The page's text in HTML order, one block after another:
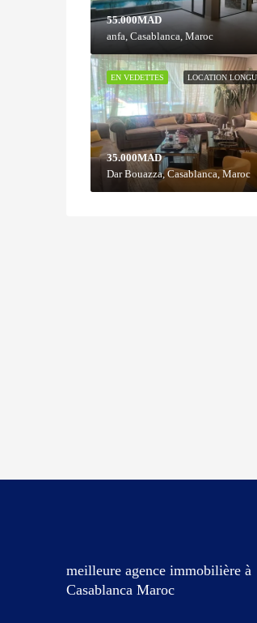
55.000MAD
anfa, Casablanca, Maroc
LOCATION
EN VEDETTES
35.000MAD
Dar Bouazza, Casablanca, Maroc
meilleure agence immobilière à
Casablanca Maroc